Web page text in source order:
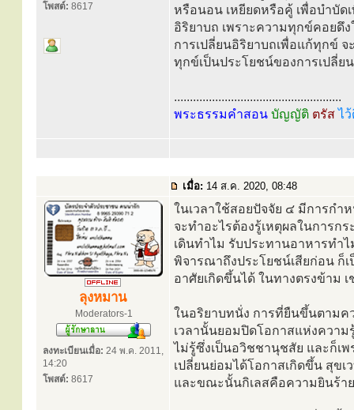
โพสต์: 8617
หรือนอน เหยียดหรือคู้ เพื่อบำบัด
อิริยาบถ เพราะความทุกข์คอยดึ
การเปลี่ยนอิริยาบถเพื่อแก้ทุกข์
ทุกข์เป็นประโยชน์ของการเปลี่ย
.....................................................
พระธรรมคำสอน บัญญัติ ตรัสไ
เมื่อ: 14 ส.ค. 2020, 08:48
ลุงหมาน
Moderators-1
ลงทะเบียนเมื่อ: 24 พ.ค. 2011,
14:20
โพสต์: 8617
ในเวลาใช้สอยปัจจัย ๔ มีการกำ
จะทำอะไรต้องรู้เหตุผลในการก
เดินทำไม รับประทานอาหารทำ
พิจารณาถึงประโยชน์เสียก่อน ก็
อาศัยเกิดขึ้นได้ ในทางตรงข้าม
ในอริยาบทนั่ง การที่ยืนขึ้นตามค
เวลานั้นยอมปิดโอกาสแห่งความ
ไม่รู้ซึ่งเป็นอวิชชานุชสัย และก็เ
เปลี่ยนย่อมได้โอกาสเกิดขึ้น สุข
และขณะนั้นกิเลสคือความยินร้าย